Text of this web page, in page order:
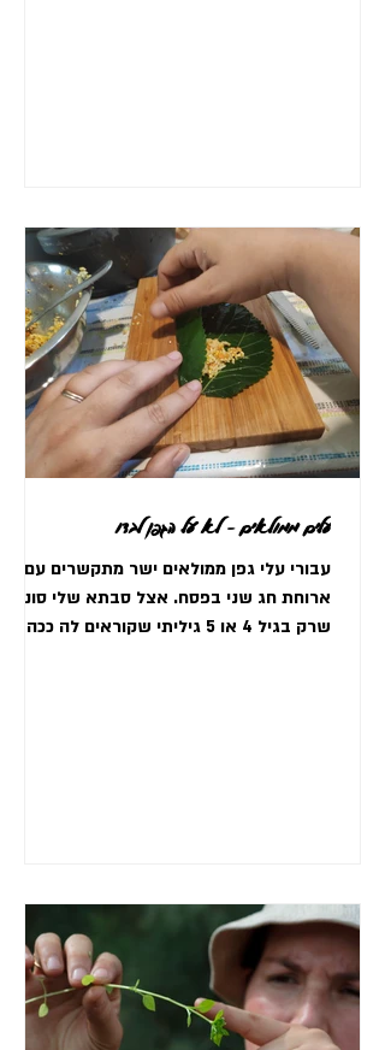
עלים ממולאים - לא על הגפן לבדו
עבורי עלי גפן ממולאים ישר מתקשרים עם
ארוחת חג שני בפסח. אצל סבתא שלי סוניה,
שרק בגיל 4 או 5 גיליתי שקוראים לה ככה כי